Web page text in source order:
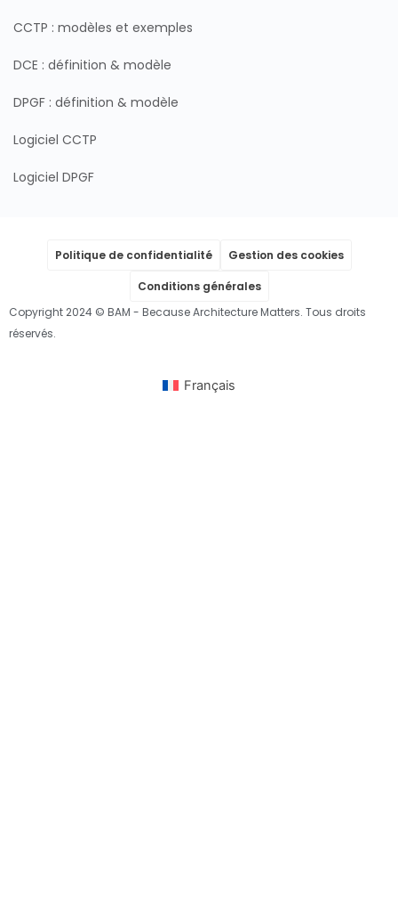
CCTP : modèles et exemples
DCE : définition & modèle
DPGF : définition & modèle
Logiciel CCTP
Logiciel DPGF
Politique de confidentialité Gestion des cookies
Conditions générales
Copyright 2024 © BAM - Because Architecture Matters. Tous droits
réservés.
Français